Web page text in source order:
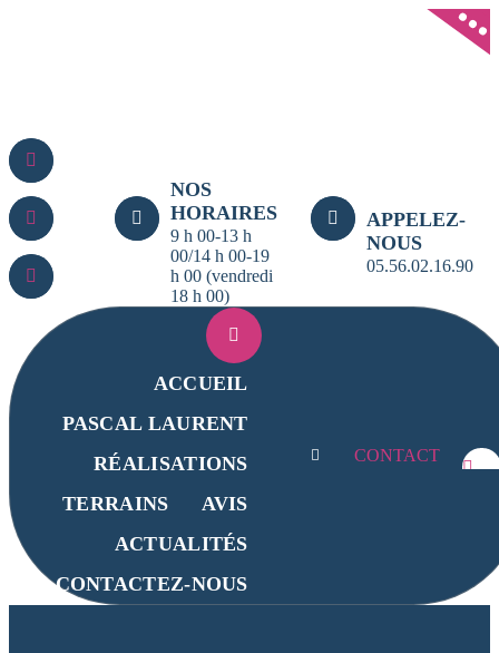
NOS
HORAIRES
9 h 00-13 h
00/14 h 00-19
h 00 (vendredi
18 h 00)
APPELEZ-
NOUS
05.56.02.16.90
ACCUEIL
PASCAL LAURENT
RÉALISATIONS
TERRAINS
AVIS
ACTUALITÉS
CONTACTEZ-NOUS
CONTACT